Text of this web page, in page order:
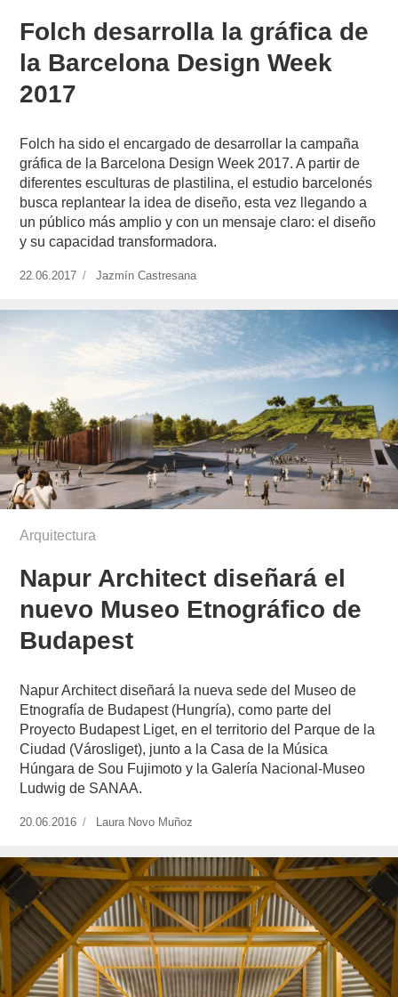
Folch desarrolla la gráfica de
la Barcelona Design Week
2017
Folch ha sido el encargado de desarrollar la campaña
gráfica de la Barcelona Design Week 2017. A partir de
diferentes esculturas de plastilina, el estudio barcelonés
busca replantear la idea de diseño, esta vez llegando a
un público más amplio y con un mensaje claro: el diseño
y su capacidad transformadora.
Publicado
22.06.2017
https://www.experimenta.es/author/jazmin-
Jazmín Castresana
Arquitectura
Napur Architect diseñará el
nuevo Museo Etnográfico de
Budapest
Napur Architect diseñará la nueva sede del Museo de
Etnografía de Budapest (Hungría), como parte del
Proyecto Budapest Liget, en el territorio del Parque de la
Ciudad (Városliget), junto a la Casa de la Música
Húngara de Sou Fujimoto y la Galería Nacional-Museo
Ludwig de SANAA.
Publicado
20.06.2016
https://www.experimenta.es/author/laura-
munoz/
Laura Novo Muñoz